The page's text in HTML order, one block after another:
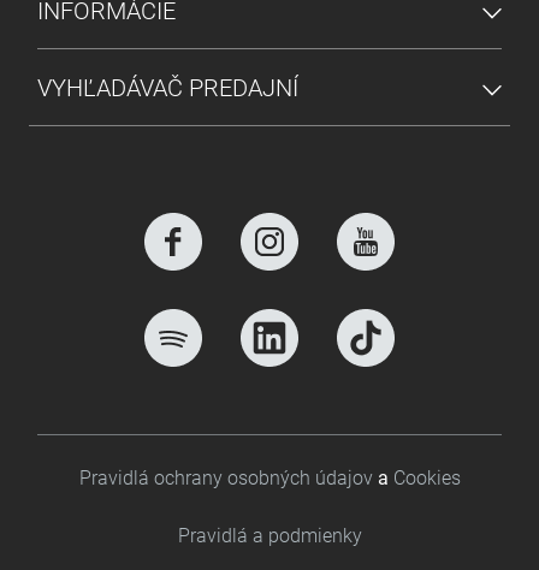
INFORMÁCIE
VYHĽADÁVAČ PREDAJNÍ
Footer bottom
Pravidlá ochrany osobných údajov a Cookies
Pravidlá a podmienky